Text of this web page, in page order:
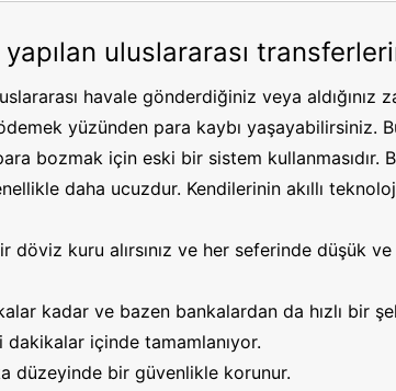
yapılan uluslararası
havale gönderdiğiniz veya
yüzünden para kaybı yaşayabilirsiniz.
bozmak için eski bir sistem kullanmasıdır.
daha ucuzdur. Kendilerinin akıllı
döviz kuru alırsınız ve her seferinde düşük
kadar ve bazen bankalardan da hızlı bir
dakikalar içinde tamamlanıyor.
düzeyinde bir güvenlikle korunur.